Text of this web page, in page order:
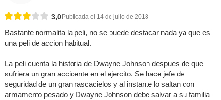
3,0 Publicada el 14 de julio de 2018
Bastante normalita la peli, no se puede destacar nada ya que es
una peli de accion habitual.
La peli cuenta la historia de Dwayne Johnson despues de que
sufriera un gran accidente en el ejercito. Se hace jefe de
seguridad de un gran rascacielos y al instante lo saltan con
armamento pesado y Dwayne Johnson debe salvar a su familia